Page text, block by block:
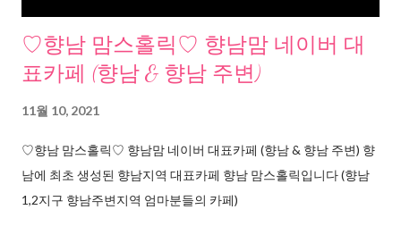
♡향남 맘스홀릭♡ 향남맘 네이버 대
표카페 (향남 & 향남 주변)
11월 10, 2021
♡향남 맘스홀릭♡ 향남맘 네이버 대표카페 (향남 & 향남 주변) 향
남에 최초 생성된 향남지역 대표카페 향남 맘스홀릭입니다 (향남
1,2지구 향남주변지역 엄마분들의 카페)